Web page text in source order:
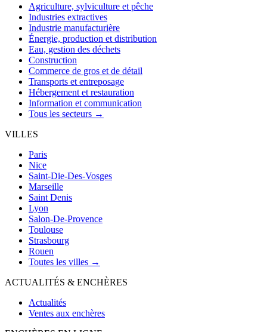
Agriculture, sylviculture et pêche
Industries extractives
Industrie manufacturière
Énergie, production et distribution
Eau, gestion des déchets
Construction
Commerce de gros et de détail
Transports et entreposage
Hébergement et restauration
Information et communication
Tous les secteurs →
VILLES
Paris
Nice
Saint-Die-Des-Vosges
Marseille
Saint Denis
Lyon
Salon-De-Provence
Toulouse
Strasbourg
Rouen
Toutes les villes →
ACTUALITÉS & ENCHÈRES
Actualités
Ventes aux enchères